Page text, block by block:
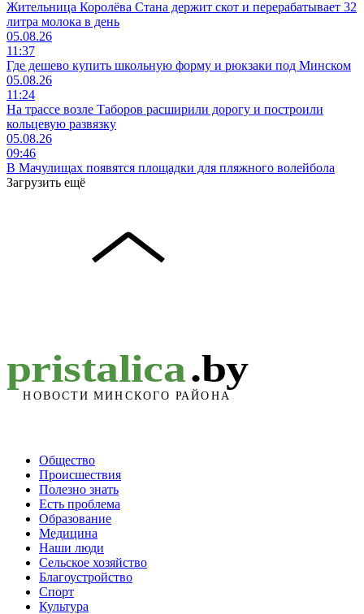
Жительница Королёва Стана держит скот и перерабатывает 32
литра молока в день
05.08.26
11:37
Где дешево купить школьную форму и рюкзаки под Минском
05.08.26
11:24
На трассе возле Таборов расширили дорогу и построили
кольцевую развязку
05.08.26
09:46
В Мачулищах появятся площадки для пляжного волейбола
Загрузить ещё
Общество
Происшествия
Полезно знать
Есть проблема
Образование
Медицина
Наши люди
Сельское хозяйство
Благоустройство
Спорт
Культура